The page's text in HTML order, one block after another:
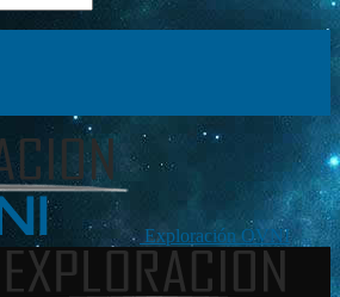
Exploración OVNI